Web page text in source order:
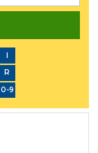
I
R
0-9